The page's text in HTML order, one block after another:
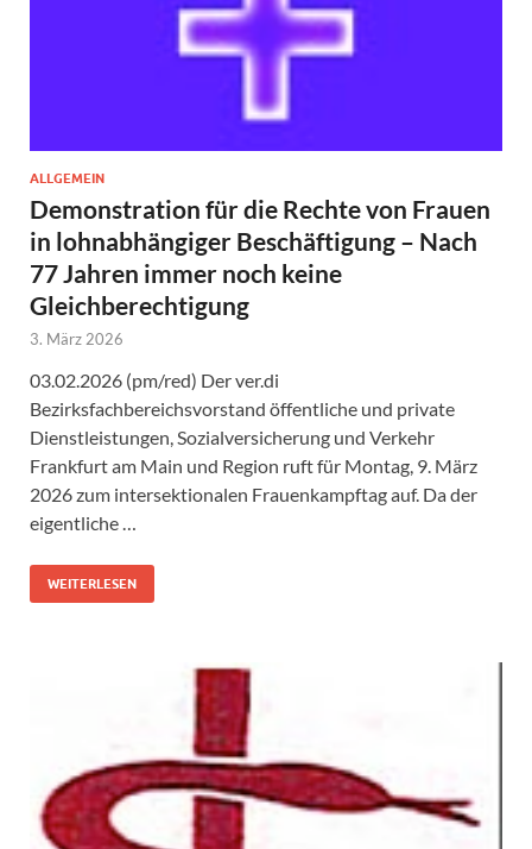
ALLGEMEIN
Demonstration für die Rechte von Frauen
in lohnabhängiger Beschäftigung – Nach
77 Jahren immer noch keine
Gleichberechtigung
3. März 2026
03.02.2026 (pm/red) Der ver.di
Bezirksfachbereichsvorstand öffentliche und private
Dienstleistungen, Sozialversicherung und Verkehr
Frankfurt am Main und Region ruft für Montag, 9. März
2026 zum intersektionalen Frauenkampftag auf. Da der
eigentliche …
WEITERLESEN